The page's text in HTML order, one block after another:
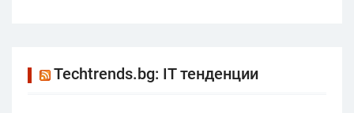
Techtrends.bg: IT тенденции